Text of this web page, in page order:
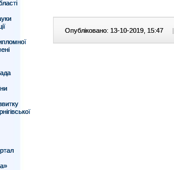
Опубліковано: 13-10-2019, 15:47 |